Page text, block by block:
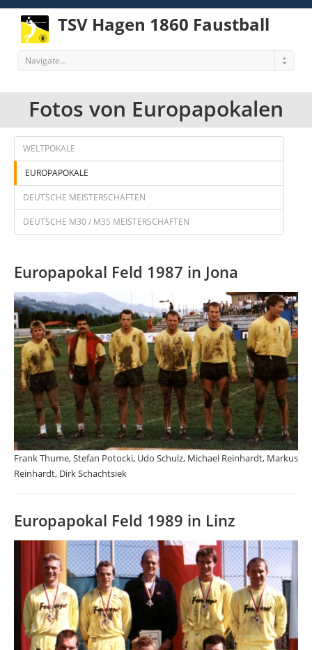
TSV Hagen 1860 Faustball
Navigate...
Fotos von Europapokalen
WELTPOKALE
EUROPAPOKALE
DEUTSCHE MEISTERSCHAFTEN
DEUTSCHE M30 / M35 MEISTERSCHAFTEN
Europapokal Feld 1987 in Jona
Frank Thume, Stefan Potocki, Udo Schulz, Michael Reinhardt, Markus
Reinhardt, Dirk Schachtsiek
Europapokal Feld 1989 in Linz